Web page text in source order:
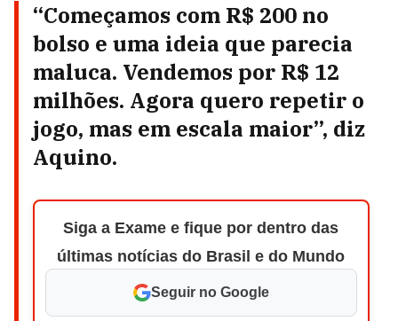
“Começamos com R$ 200 no
bolso e uma ideia que parecia
maluca. Vendemos por R$ 12
milhões. Agora quero repetir o
jogo, mas em escala maior”, diz
Aquino.
Siga a Exame e fique por dentro das
últimas notícias do Brasil e do Mundo
Seguir no Google